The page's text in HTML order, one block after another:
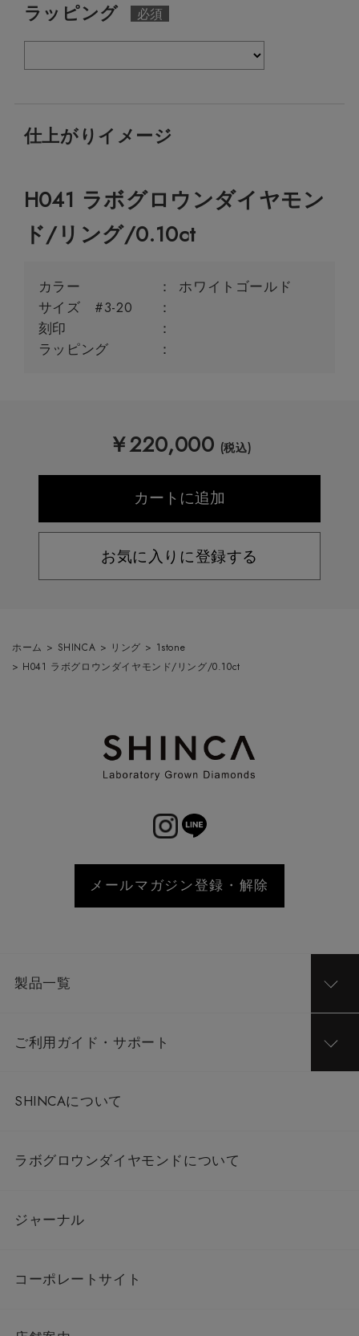
ラッピング
仕上がりイメージ
H041 ラボグロウンダイヤモン
ド/リング/0.10ct
カラー
ホワイトゴールド
サイズ #3-20
刻印
ラッピング
￥220,000 (税込)
お気に入りに登録する
ホーム > SHINCA > リング > 1stone
> H041 ラボグロウンダイヤモンド/リング/0.10ct
メールマガジン登録・解除
製品一覧
ご利用ガイド・サポート
SHINCAについて
ラボグロウンダイヤモンドについて
ジャーナル
コーポレートサイト